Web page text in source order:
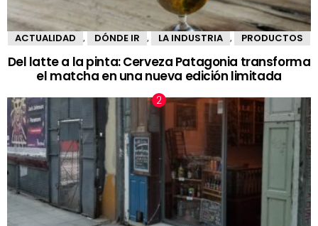
ACTUALIDAD , DÓNDE IR , LA INDUSTRIA , PRODUCTOS
Del latte a la pinta: Cerveza Patagonia transforma
el matcha en una nueva edición limitada